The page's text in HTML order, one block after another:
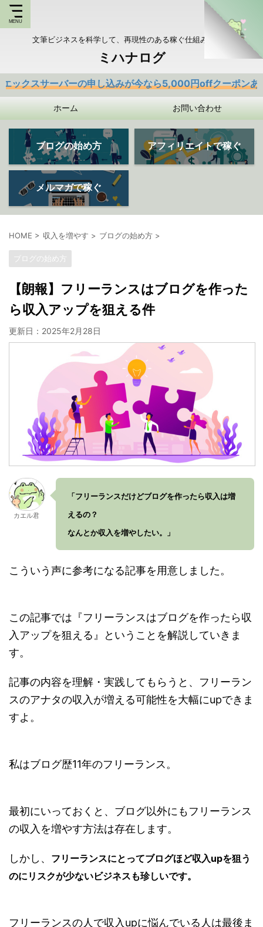
文筆ビジネスを科学して、再現性のある稼ぐ仕組みを持つ
ミハナログ
バーの申し込みが今なら5,000円offクーポンあり
ホーム お問い合わせ
ブログの始め方 アフィリエイトで稼ぐ
メルマガで稼ぐ
HOME > 収入を増やす > ブログの始め方 >
ブログの始め方
【朗報】フリーランスはブログを作った
ら収入アップを狙える件
更新日： 2025年2月28日
カエル君
「フリーランスだけどブログを作ったら収入は増
えるの？
なんとか収入を増やしたい。」
こういう声に参考になる記事を用意しました。
この記事では『フリーランスはブログを作ったら収
入アップを狙える』ということを解説していきま
す。
記事の内容を理解・実践してもらうと、フリーラン
スのアナタの収入が増える可能性を大幅にupできま
すよ。
私はブログ歴11年のフリーランス。
最初にいっておくと、ブログ以外にもフリーランス
の収入を増やす方法は存在します。
しかし、 フリーランスにとってブログほど収入upを狙う
のにリスクが少ないビジネスも珍しいです。
フリーランスの人で収入upに悩んでいる人は最後ま